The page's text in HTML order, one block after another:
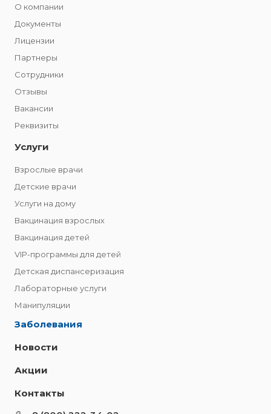
О компании
Документы
Лицензии
Партнеры
Сотрудники
Отзывы
Вакансии
Реквизиты
Услуги
Взрослые врачи
Детские врачи
Услуги на дому
Вакцинация взрослых
Вакцинация детей
VIP-программы для детей
Детская диспансеризация
Лабораторные услуги
Манипуляции
Заболевания
Новости
Акции
Контакты